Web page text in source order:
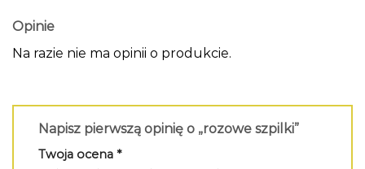
Opinie
Na razie nie ma opinii o produkcie.
Napisz pierwszą opinię o „rozowe szpilki”
Twoja ocena *